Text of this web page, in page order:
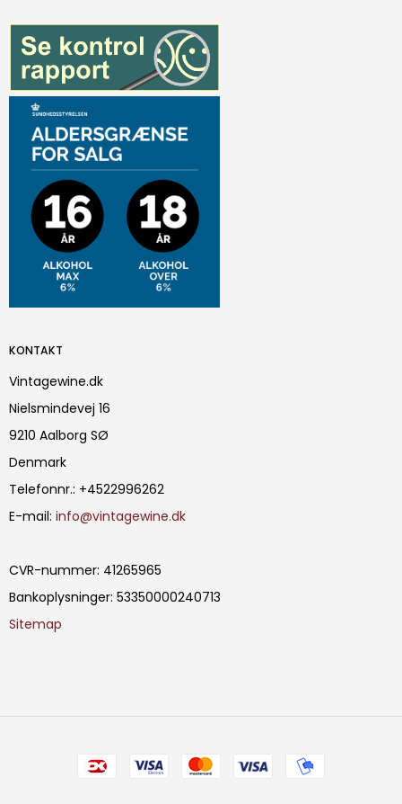
KONTAKT
Vintagewine.dk
Nielsmindevej 16
9210 Aalborg SØ
Denmark
Telefonnr.: +4522996262
E-mail: info@vintagewine.dk
CVR-nummer: 41265965
Bankoplysninger: 53350000240713
Sitemap